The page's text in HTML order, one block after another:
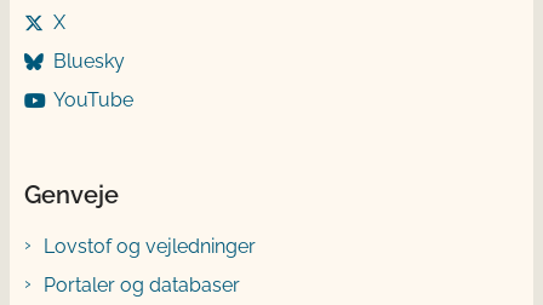
X
Bluesky
YouTube
Genveje
Lovstof og vejledninger
Portaler og databaser